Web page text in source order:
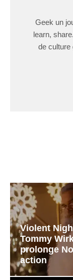
Geek un
learn,
de culture
Violent
Tommy
prolonge
action